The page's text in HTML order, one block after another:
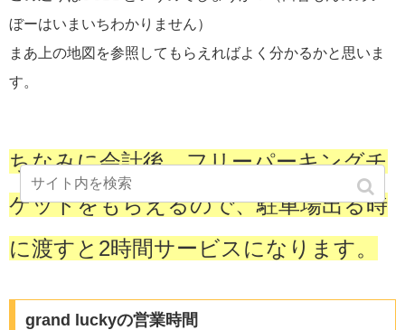
ぼーはいまいちわかりません）
まあ上の地図を参照してもらえればよく分かるかと思いま
す。
ちなみに会計後、フリーパーキングチ
ケットをもらえるので、駐車場出る時
に渡すと2時間サービスになります。
grand luckyの営業時間